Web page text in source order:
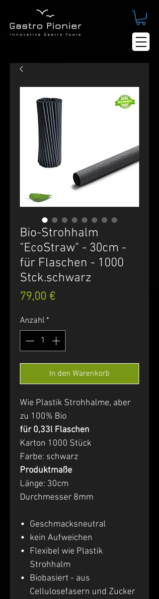
Bio-Strohhalm
"EcoStraw" - 30cm -
für Flaschen - 1000
Stck.schwarz
79,00 €Preis
Anzahl *
In den Warenkorb
Wie Plastik Strohhalme, aber
zu 100% Bio
für 0,33l Flaschen
Karton 1000 Stück
Farbe: schwarz
Produktmaße
Länge: 30cm
Durchmesser 8mm
Geschmacksneutral
kein Aufweichen
Flexibel wie Plastik
Strohhalm
Biobasiert - aus
Cellulosefasern und Zucker